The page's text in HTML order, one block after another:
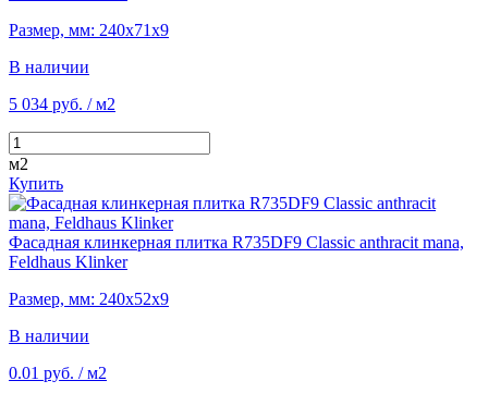
Размер, мм: 240х71х9
В наличии
5 034 руб. / м2
м2
Купить
Фасадная клинкерная плитка R735DF9 Classic anthracit mana,
Feldhaus Klinker
Размер, мм: 240х52х9
В наличии
0.01 руб. / м2